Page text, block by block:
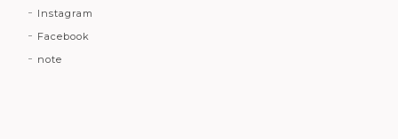
Instagram
Facebook
note